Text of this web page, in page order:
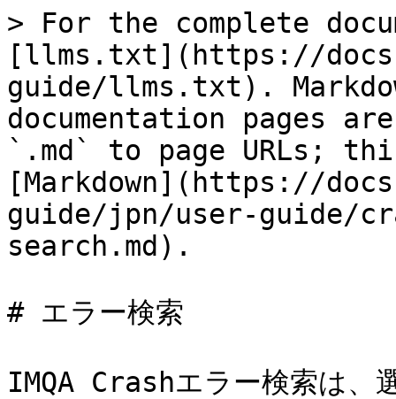
> For the complete
[llms.txt](https://
guide/llms.txt).
documentation pages
`.md` to page URLs;
[Markdown](https://
guide/jpn/user-guide/
search.md).
# エラー検索
IMQA Crashエラー検索は、